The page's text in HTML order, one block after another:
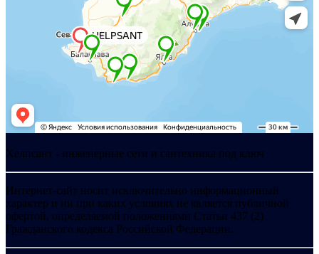
Хелпсант - инженерные сети и сантехника под ключ
Интернет-сайт носит исключительно информационный
характер и ни при каких условиях не является публичной
офертой, определяемой положениями Статьи 437 (2)
Гражданского кодекса Российской Федерации.